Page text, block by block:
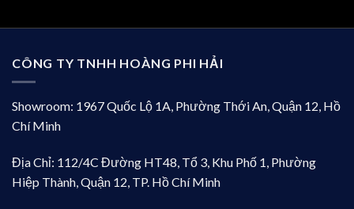
CÔNG TY TNHH HOÀNG PHI HẢI
Showroom: 1967 Quốc Lộ 1A, Phường Thới An, Quận 12, Hồ
Chí Minh
Địa Chỉ: 112/4C Đường HT48, Tổ 3, Khu Phố 1, Phường
Hiệp Thành, Quận 12, TP. Hồ Chí Minh